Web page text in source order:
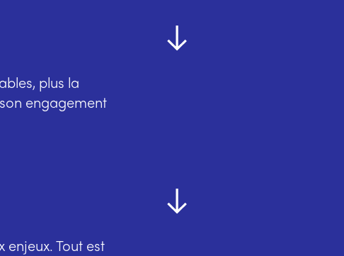
plus la
engagement
Tout est